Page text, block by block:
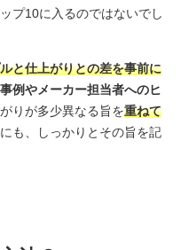
プ10に入るのではないでし
と仕上がりとの差を事前に
例やメーカー担当者へのヒ
りが多少異なる旨を重ねて
も、しっかりとその旨を記